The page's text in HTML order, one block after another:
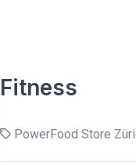
Fitness
PowerFood Store